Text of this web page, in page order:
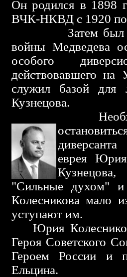
Он родился в 1898
ВЧК-НКВД с 1920 по
Затем
войны Медведева
особого
действовавшего на
служил базой для
Кузнецова.
еврея
"Сильные духом"
Колесникова мало
уступают им.
Юрия
Героя Советского
Героем России и
Ельцина.